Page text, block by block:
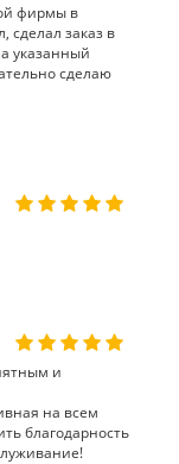
фирмы в
сделал заказ в
указанный
сделаю
и
на всем
благодарность